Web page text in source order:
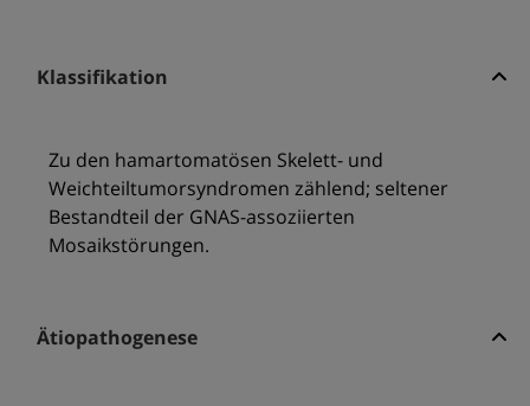
Klassifikation
Zu den hamartomatösen Skelett- und
Weichteiltumorsyndromen zählend; seltener
Bestandteil der GNAS-assoziierten
Mosaikstörungen.
Ätiopathogenese